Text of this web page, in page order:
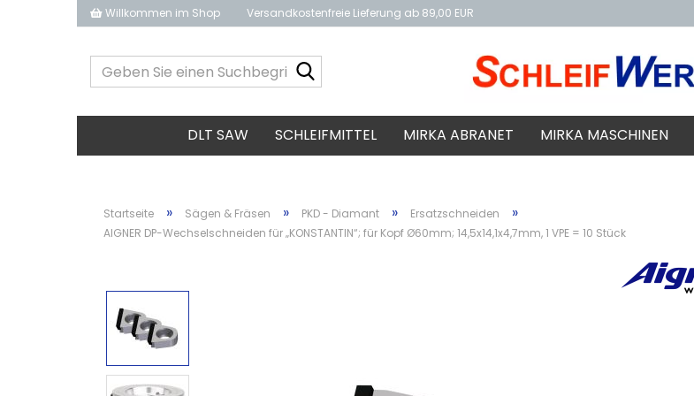
Willkommen im Shop Versandkostenfreie Lieferung ab 89,00 EUR
Sie
Suchbegriff
ein...
DLT SAW SCHLEIFMITTEL MIRKA ABRANET MIRKA MASCHINEN
Startseite » Sägen & Fräsen » PKD - Diamant » Ersatzschneiden »
AIGNER DP-Wechselschneiden für „KONSTANTIN“; für Kopf Ø60mm; 14,5x14,1x4,7mm, 1 VPE = 10 Stück